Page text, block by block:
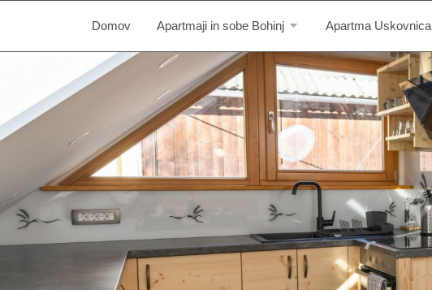
Domov Apartmaji in sobe Bohinj Apartma Uskovnica